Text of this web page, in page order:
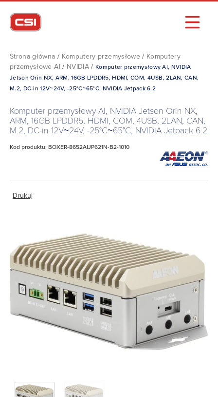
Strona główna / Komputery przemysłowe / Komputery
przemysłowe AI/ NVIDIA /Komputer przemysłowy AI, NVIDIA
Jetson Orin NX, ARM, 16GB LPDDR5, HDMI, COM, 4USB, 2LAN, CAN,
M.2, DC-in 12V~24V, -25°C~65°C, NVIDIA Jetpack 6.2
Komputer przemysłowy AI, NVIDIA Jetson Orin NX,
ARM, 16GB LPDDR5, HDMI, COM, 4USB, 2LAN, CAN,
M.2, DC-in 12V~24V, -25°C~65°C, NVIDIA Jetpack 6.2
Kod produktu: BOXER-8652AIJP621N-B2-1010
Drukuj